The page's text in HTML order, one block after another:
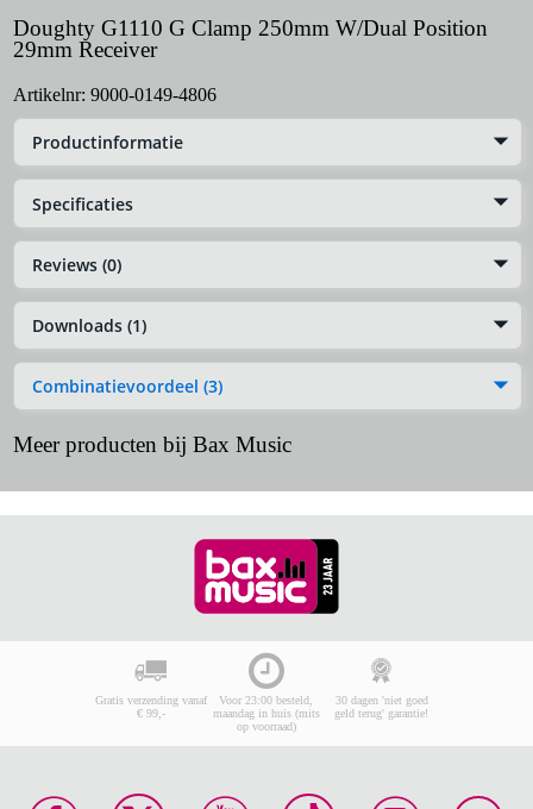
Doughty G1110 G Clamp 250mm W/Dual Position
29mm Receiver
Artikelnr: 9000-0149-4806
Productinformatie
Specificaties
Reviews (0)
Downloads (1)
Combinatievoordeel (3)
Meer producten bij Bax Music
Gratis verzending vanaf
€ 99,-
Voor 23:00 besteld,
maandag in huis (mits
op voorraad)
30 dagen 'niet goed
geld terug' garantie!